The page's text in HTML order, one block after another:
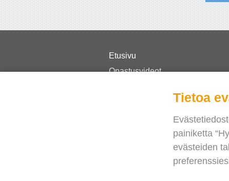
Etusivu
Opastusvideot
Tietoa
painiketta
evästeiden